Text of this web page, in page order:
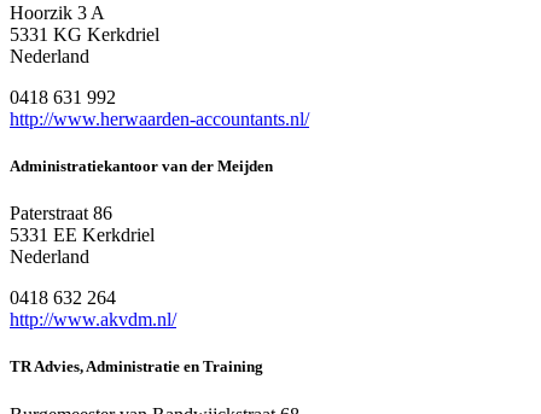
Hoorzik 3 A
5331 KG Kerkdriel
Nederland
0418 631 992
http://www.herwaarden-accountants.nl/
Administratiekantoor van der Meijden
Paterstraat 86
5331 EE Kerkdriel
Nederland
0418 632 264
http://www.akvdm.nl/
TR Advies, Administratie en Training